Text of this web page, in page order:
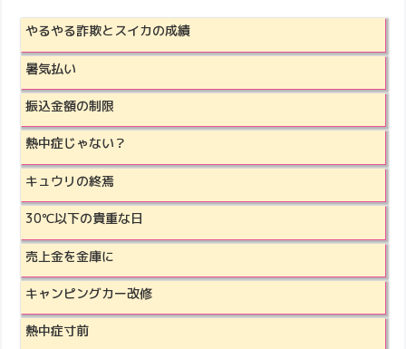
やるやる詐欺とスイカの成績
暑気払い
振込金額の制限
熱中症じゃない？
キュウリの終焉
30℃以下の貴重な日
売上金を金庫に
キャンピングカー改修
熱中症寸前